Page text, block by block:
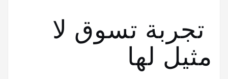
تجربة تسوق لا
مثيل لها